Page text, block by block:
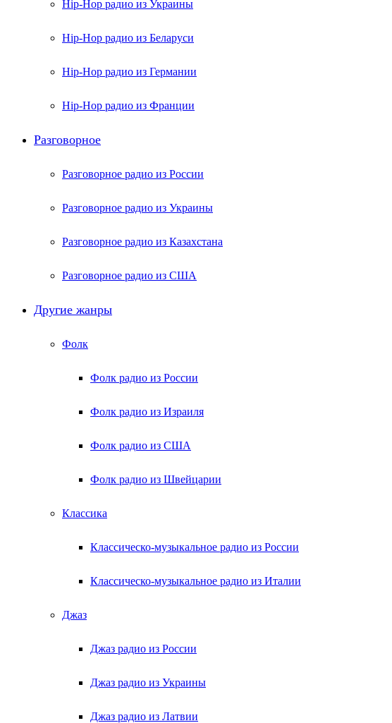
Hip-Hop радио из Украины
Hip-Hop радио из Беларуси
Hip-Hop радио из Германии
Hip-Hop радио из Франции
Разговорное
Разговорное радио из России
Разговорное радио из Украины
Разговорное радио из Казахстана
Разговорное радио из США
Другие жанры
Фолк
Фолк радио из России
Фолк радио из Израиля
Фолк радио из США
Фолк радио из Швейцарии
Классика
Классическо-музыкальное радио из России
Классическо-музыкальное радио из Италии
Джаз
Джаз радио из России
Джаз радио из Украины
Джаз радио из Латвии